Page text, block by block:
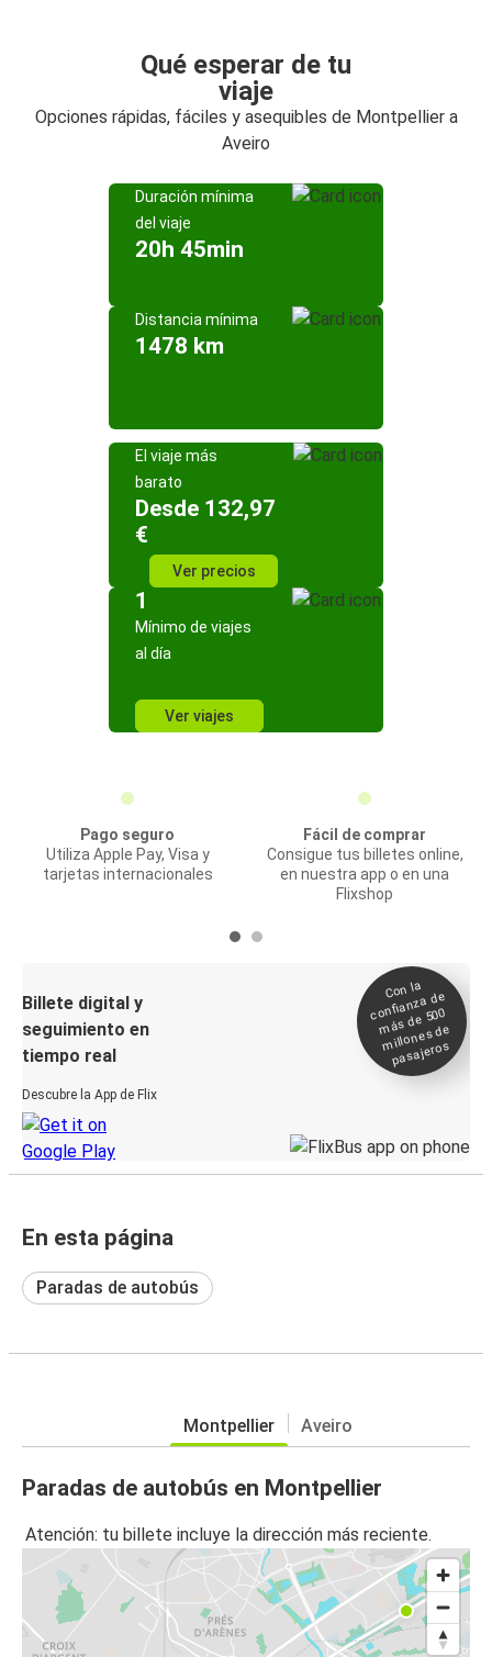
Qué esperar de tu
viaje
Opciones rápidas, fáciles y asequibles de Montpellier a
Aveiro
Duración mínima
del viaje
20h 45min
Distancia mínima
1478 km
El viaje más
barato
Desde 132,97
€
Ver precios
1
Mínimo de viajes
al día
Ver viajes
Pago seguro
Utiliza Apple Pay, Visa y
tarjetas internacionales
Fácil de comprar
Consigue tus billetes online,
en nuestra app o en una
Flixshop
Billete digital y
seguimiento en
tiempo real
Descubre la App de Flix
Con la
confianza de
más de 500
millones de
pasajeros
En esta página
Paradas de autobús
Montpellier Aveiro
Paradas de autobús en Montpellier
Atención: tu billete incluye la dirección más reciente.